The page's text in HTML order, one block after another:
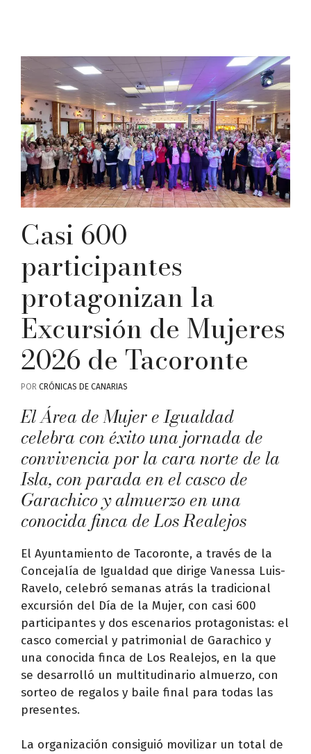
Casi 600
participantes
protagonizan la
Excursión de Mujeres
2026 de Tacoronte
POR CRÓNICAS DE CANARIAS
El Área de Mujer e Igualdad
celebra con éxito una jornada de
convivencia por la cara norte de la
Isla, con parada en el casco de
Garachico y almuerzo en una
conocida finca de Los Realejos
El Ayuntamiento de Tacoronte, a través de la
Concejalía de Igualdad que dirige Vanessa Luis-
Ravelo, celebró semanas atrás la tradicional
excursión del Día de la Mujer, con casi 600
participantes y dos escenarios protagonistas: el
casco comercial y patrimonial de Garachico y
una conocida finca de Los Realejos, en la que
se desarrolló un multitudinario almuerzo, con
sorteo de regalos y baile final para todas las
presentes.
La organización consiguió movilizar un total de